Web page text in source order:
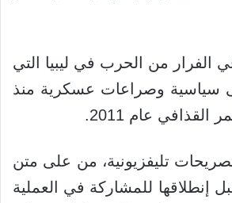
الفرار من الحرب في ليبيا التي
سياسية وصراعات عسكرية منذ
عام 2011.
تليفزيونية، من على متن
إنطلاقها للمشاركة في العملية